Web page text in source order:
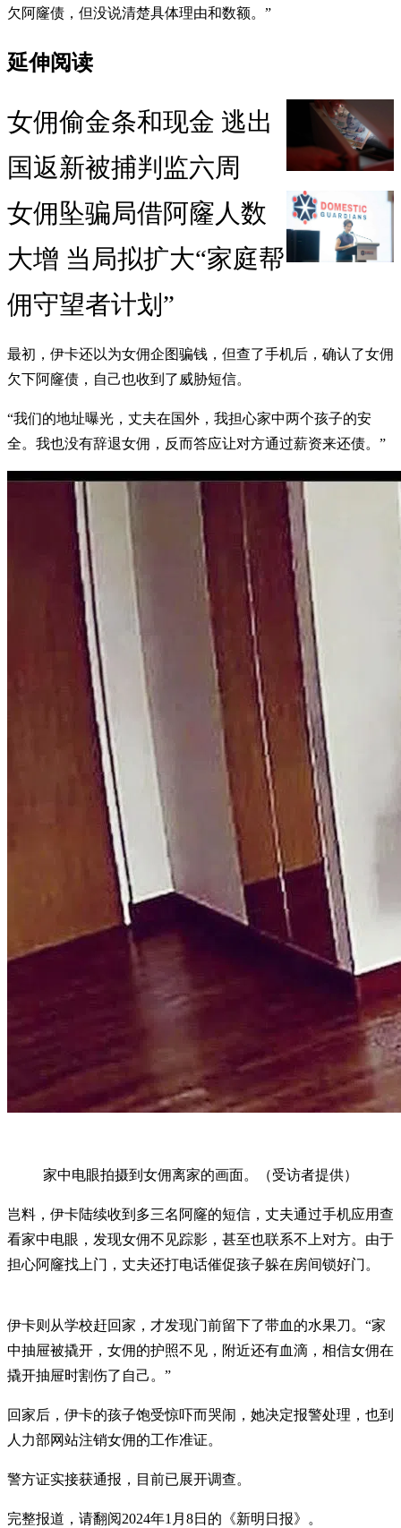
欠阿窿债，但没说清楚具体理由和数额。”
延伸阅读
女佣偷金条和现金 逃出
国返新被捕判监六周
女佣坠骗局借阿窿人数
大增 当局拟扩大“家庭帮
佣守望者计划”
最初，伊卡还以为女佣企图骗钱，但查了手机后，确认了女佣
欠下阿窿债，自己也收到了威胁短信。
“我们的地址曝光，丈夫在国外，我担心家中两个孩子的安
全。我也没有辞退女佣，反而答应让对方通过薪资来还债。”
家中电眼拍摄到女佣离家的画面。（受访者提供）
岂料，伊卡陆续收到多三名阿窿的短信，丈夫通过手机应用查
看家中电眼，发现女佣不见踪影，甚至也联系不上对方。由于
担心阿窿找上门，丈夫还打电话催促孩子躲在房间锁好门。
伊卡则从学校赶回家，才发现门前留下了带血的水果刀。“家
中抽屉被撬开，女佣的护照不见，附近还有血滴，相信女佣在
撬开抽屉时割伤了自己。”
回家后，伊卡的孩子饱受惊吓而哭闹，她决定报警处理，也到
人力部网站注销女佣的工作准证。
警方证实接获通报，目前已展开调查。
完整报道，请翻阅2024年1月8日的《新明日报》。